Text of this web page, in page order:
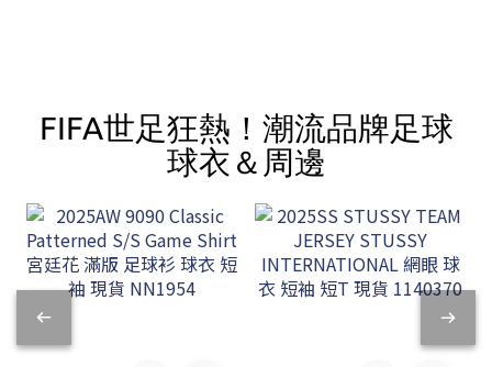
FIFA世足狂熱！潮流品牌足球
球衣＆周邊